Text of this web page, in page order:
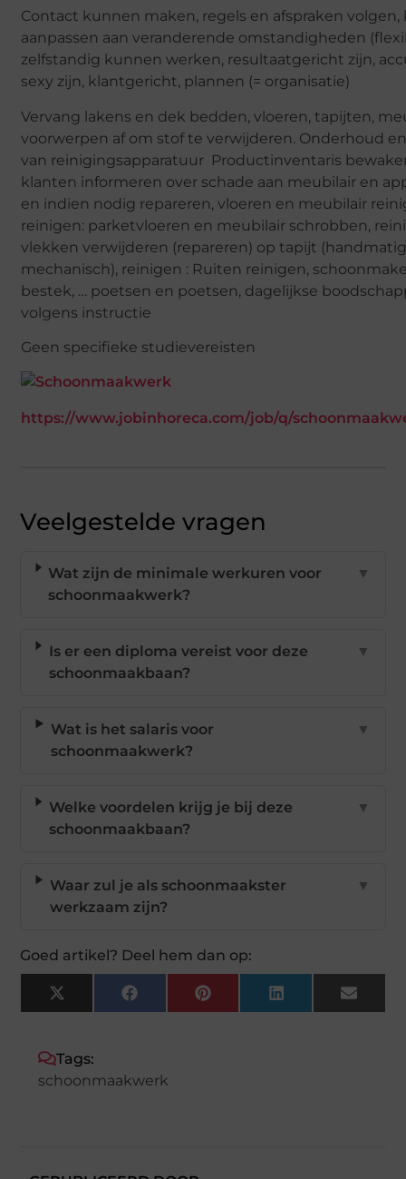
Contact kunnen maken, regels en afspraken
aanpassen aan veranderende omstandigheden
zelfstandig kunnen werken, resultaatgericht zijn,
sexy zijn, klantgericht, plannen (= organisatie)
Vervang lakens en dek bedden, vloeren, tapijten,
voorwerpen af ​​om stof te verwijderen. Onderhoud
van reinigingsapparatuur Productinventaris
klanten informeren over schade aan meubilair en
en indien nodig repareren, vloeren en meubilair
reinigen: parketvloeren en meubilair schrobben,
vlekken verwijderen (repareren) op tapijt
mechanisch), reinigen : Ruiten reinigen,
bestek, … poetsen en poetsen, dagelijkse
volgens instructie
Geen specifieke studievereisten
https://www.jobinhoreca.com/job/q/
Veelgestelde vragen
Wat zijn de minimale werkuren voor
schoonmaakwerk?
▼
Is er een diploma vereist voor deze
schoonmaakbaan?
▼
Wat is het salaris voor
schoonmaakwerk?
▼
Welke voordelen krijg je bij deze
schoonmaakbaan?
▼
Waar zul je als schoonmaakster
werkzaam zijn?
▼
Goed artikel? Deel hem dan op:
X
(Twitter)
FacebookPinterestLinkedIn Email
Tags:
schoonmaakwerk